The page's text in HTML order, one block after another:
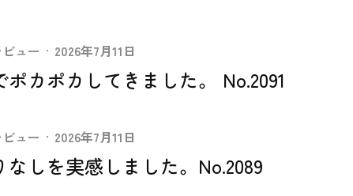
ュー · 2026年7月11日
カポカしてきました。 No.2091
ュー · 2026年7月11日
なしを実感しました。No.2089